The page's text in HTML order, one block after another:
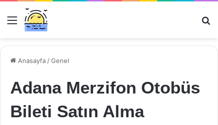
Menü
Anasayfa /Genel
Adana Merzifon Otobüs
Bileti Satın Alma